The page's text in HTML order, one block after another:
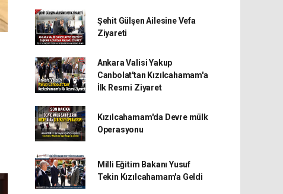
Şehit Gülşen Ailesine Vefa
Ziyareti
Ankara Valisi Yakup
Canbolat'tan Kızılcahamam'a
İlk Resmi Ziyaret
Kızılcahamam'da Devre mülk
Operasyonu
Milli Eğitim Bakanı Yusuf
Tekin Kızılcahamam'a Geldi